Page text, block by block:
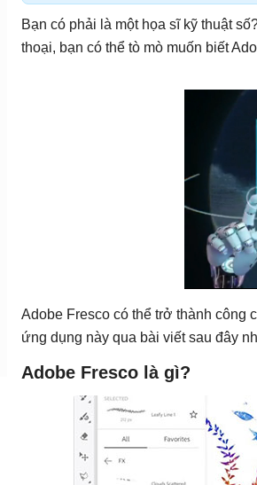
Bạn có phải là một họa sĩ kỹ thuật
thoại, bạn có thể tò mò muốn biết
Adobe Fresco có thể trở thành công
ứng dụng này qua bài viết sau đây
Adobe Fresco là gì?